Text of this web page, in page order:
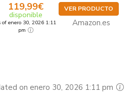
119,99€
disponible
of enero 30, 2026 1:11
pm
VER PRODUCTO
Amazon.es
on enero 30, 2026 1:11 pm